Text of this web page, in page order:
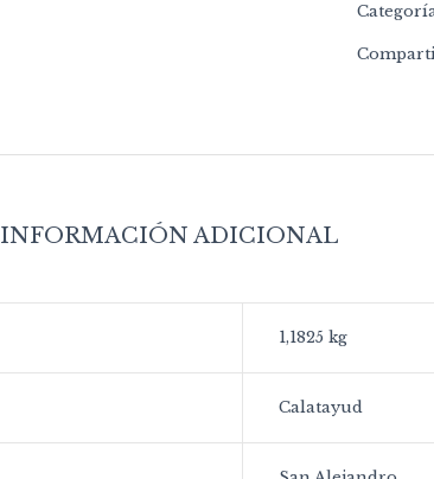
INFORMACIÓN ADICIONAL
1,1825 kg
Calatayud